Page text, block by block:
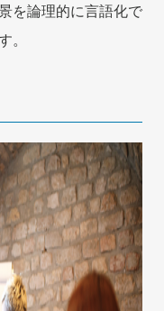
を論理的に言語化で
。